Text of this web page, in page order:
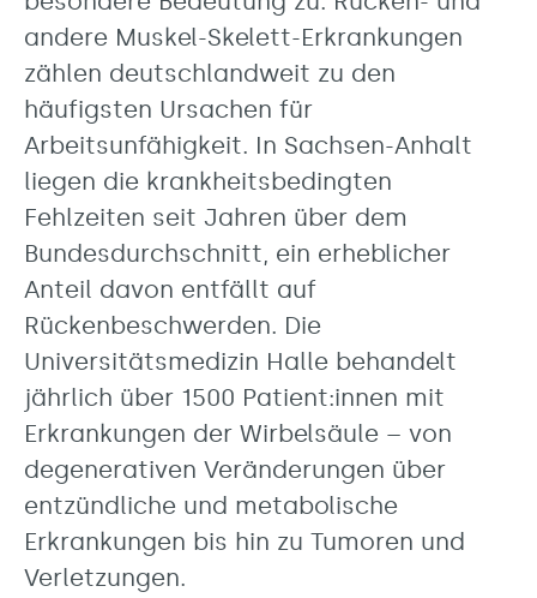
andere Muskel-Skelett-Erkrankungen
zählen deutschlandweit zu den
häufigsten Ursachen für
Arbeitsunfähigkeit. In Sachsen-Anhalt
liegen die krankheitsbedingten
Fehlzeiten seit Jahren über dem
Bundesdurchschnitt, ein erheblicher
Anteil davon entfällt auf
Rückenbeschwerden. Die
Universitätsmedizin Halle behandelt
jährlich über 1500 Patient:innen mit
Erkrankungen der Wirbelsäule – von
degenerativen Veränderungen über
entzündliche und metabolische
Erkrankungen bis hin zu Tumoren und
Verletzungen.